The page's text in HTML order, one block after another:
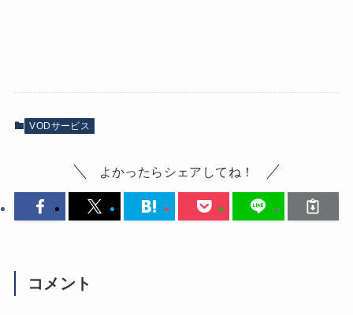
VODサービス
よかったらシェアしてね！
コメント